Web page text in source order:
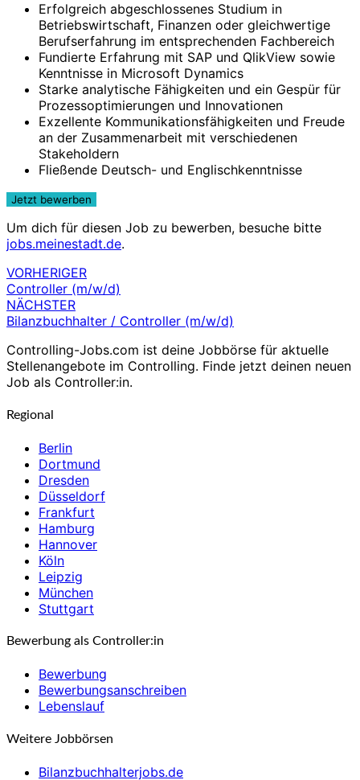
Erfolgreich abgeschlossenes Studium in
Betriebswirtschaft, Finanzen oder gleichwertige
Berufserfahrung im entsprechenden Fachbereich
Fundierte Erfahrung mit SAP und QlikView sowie
Kenntnisse in Microsoft Dynamics
Starke analytische Fähigkeiten und ein Gespür für
Prozessoptimierungen und Innovationen
Exzellente Kommunikationsfähigkeiten und Freude
an der Zusammenarbeit mit verschiedenen
Stakeholdern
Fließende Deutsch- und Englischkenntnisse
Um dich für diesen Job zu bewerben, besuche bitte
jobs.meinestadt.de.
Beitragsnavigation
VORHERIGER
Controller (m/w/d)
NÄCHSTER
Bilanzbuchhalter / Controller (m/w/d)
Controlling-Jobs.com ist deine Jobbörse für aktuelle
Stellenangebote im Controlling. Finde jetzt deinen neuen
Job als Controller:in.
Regional
Berlin
Dortmund
Dresden
Düsseldorf
Frankfurt
Hamburg
Hannover
Köln
Leipzig
München
Stuttgart
Bewerbung als Controller:in
Bewerbung
Bewerbungsanschreiben
Lebenslauf
Weitere Jobbörsen
Bilanzbuchhalterjobs.de